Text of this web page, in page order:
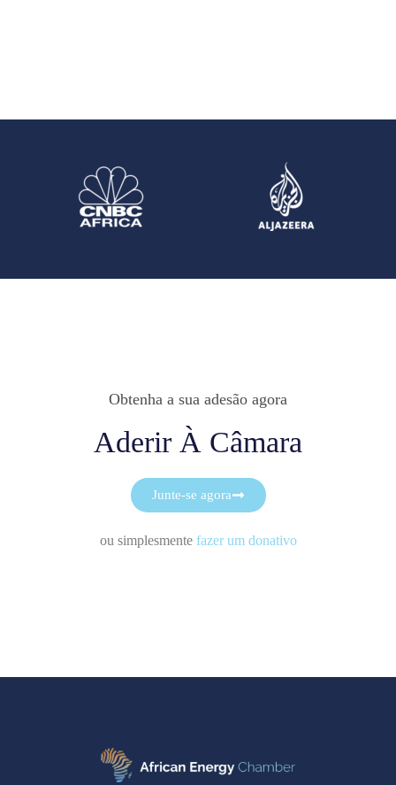
Obtenha a sua adesão agora
Aderir À Câmara
Junte-se agora
ou simplesmente fazer um donativo